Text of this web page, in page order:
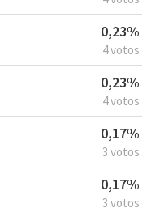
0,23%
4 votos
0,23%
4 votos
0,17%
3 votos
0,17%
3 votos